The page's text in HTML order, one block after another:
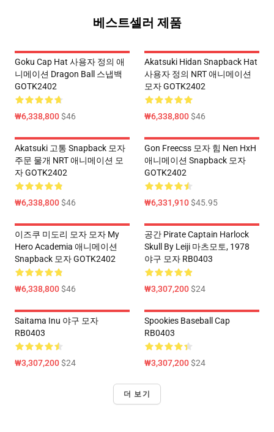
베스트셀러 제품
Goku Cap Hat 사용자 정의 애
니메이션 Dragon Ball 스냅백
GOTK2402
₩6,338,800$46
Akatsuki Hidan Snapback Hat
사용자 정의 NRT 애니메이션
모자 GOTK2402
₩6,338,800$46
Akatsuki 고통 Snapback 모자
주문 물개 NRT 애니메이션 모
자 GOTK2402
₩6,338,800$46
Gon Freecss 모자 힘 Nen HxH
애니메이션 Snapback 모자
GOTK2402
₩6,331,910$45.95
이즈쿠 미도리 모자 모자 My
Hero Academia 애니메이션
Snapback 모자 GOTK2402
₩6,338,800$46
공간 Pirate Captain Harlock
Skull By Leiji 마츠모토, 1978
야구 모자 RB0403
₩3,307,200$24
Saitama Inu 야구 모자
RB0403
₩3,307,200$24
Spookies Baseball Cap
RB0403
₩3,307,200$24
더 보기